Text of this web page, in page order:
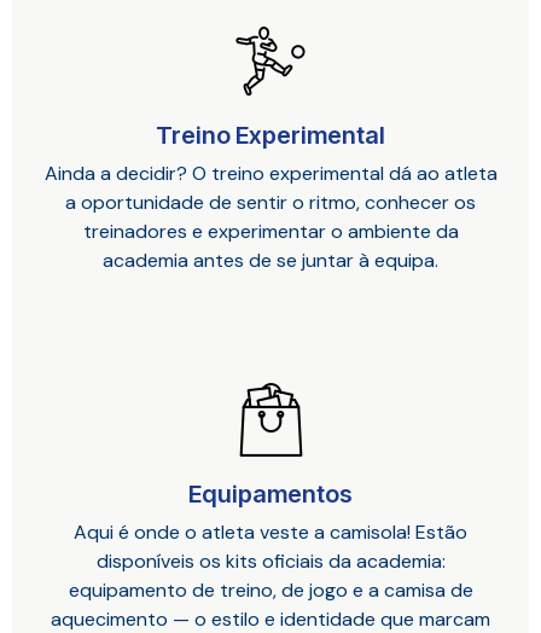
Treino Experimental
Ainda a decidir? O treino experimental dá ao atleta
a oportunidade de sentir o ritmo, conhecer os
treinadores e experimentar o ambiente da
academia antes de se juntar à equipa.
Equipamentos
Aqui é onde o atleta veste a camisola! Estão
disponíveis os kits oficiais da academia:
equipamento de treino, de jogo e a camisa de
aquecimento — o estilo e identidade que marcam